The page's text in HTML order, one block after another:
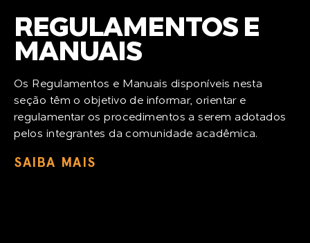
REGULAMENTOS E
MANUAIS
Os Regulamentos e Manuais disponíveis nesta
seção têm o objetivo de informar, orientar e
regulamentar os procedimentos a serem adotados
pelos integrantes da comunidade acadêmica.
SAIBA MAIS